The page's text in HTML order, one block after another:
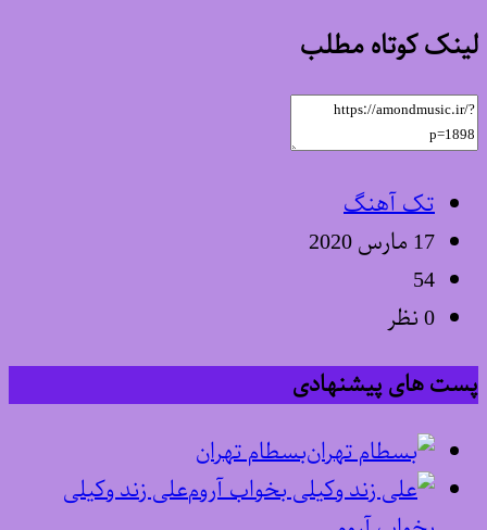
لینک کوتاه مطلب
تک آهنگ
17 مارس 2020
54
0 نظر
پست های پیشنهادی
بسطام تهران
علی زند وکیلی